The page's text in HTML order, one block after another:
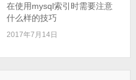
在使用mysql索引时需要注意
什么样的技巧
2017年7月14日